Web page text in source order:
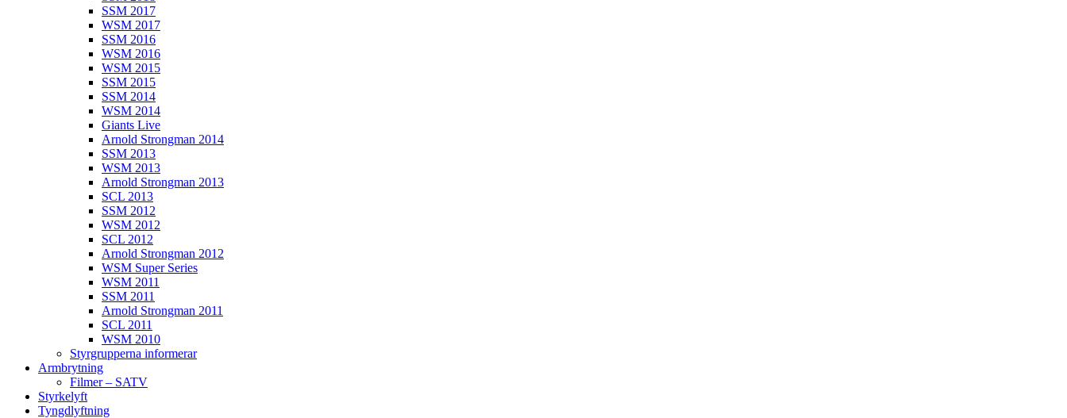
SSM 2017
WSM 2017
SSM 2016
WSM 2016
WSM 2015
SSM 2015
SSM 2014
WSM 2014
Giants Live
Arnold Strongman 2014
SSM 2013
WSM 2013
Arnold Strongman 2013
SCL 2013
SSM 2012
WSM 2012
SCL 2012
Arnold Strongman 2012
WSM Super Series
WSM 2011
SSM 2011
Arnold Strongman 2011
SCL 2011
WSM 2010
Styrgrupperna informerar
Armbrytning
Filmer – SATV
Styrkelyft
Tyngdlyftning